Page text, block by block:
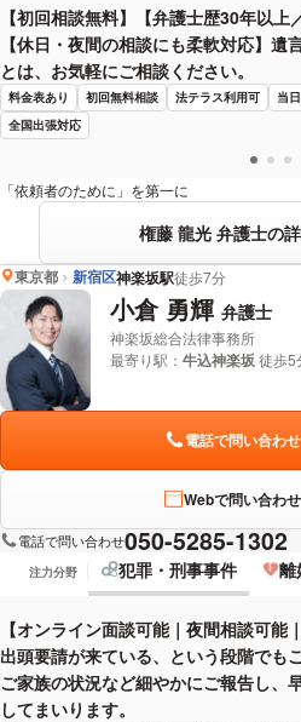
【初回相談無料】【弁護士歴30年以上
【休日・夜間の相談にも柔軟対応】遺
とは、お気軽にご相談ください。
料金表あり 初回無料相談 法テラス利用可 当
全国出張対応
「依頼者のために」を第一に
権藤 龍光 弁護士の
東京都 新宿区神楽坂駅徒歩7分
小倉 勇輝 弁護士
神楽坂総合法律事務所
最寄り駅： 牛込神楽坂徒歩5
電話で問い合わせ
Webで問い合わせ
電話で問い合わせ050-5285-1302
注力分野 犯罪・刑事事件 離
【オンライン面談可能｜夜間相談可
出頭要請が来ている、という段階でも
ご家族の状況など細やかにご報告し、
してまいります。